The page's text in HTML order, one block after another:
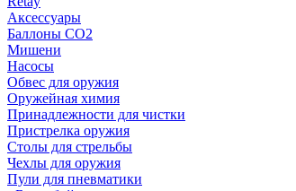
Аксессуары
Баллоны СО2
Мишени
Насосы
Обвес для оружия
Оружейная химия
Принадлежности для чистки
Пристрелка оружия
Столы для стрельбы
Чехлы для оружия
Пули для пневматики